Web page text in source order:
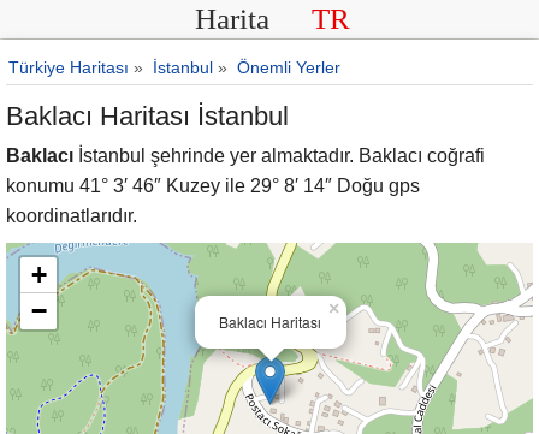
Harita TR
Türkiye Haritası » İstanbul » Önemli Yerler
Baklacı Haritası İstanbul
Baklacı İstanbul şehrinde yer almaktadır. Baklacı coğrafi
konumu 41° 3′ 46″ Kuzey ile 29° 8′ 14″ Doğu gps
koordinatlarıdır.
Baklacı Haritası
×
+
−